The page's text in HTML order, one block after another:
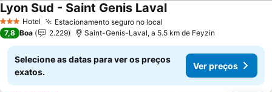
3 EstrelasHotel Estacionamento seguro no local
Lyon Sud - Saint Genis LavalVer preços
7,8 Boa 2.229 Saint-Genis-Laval, a 5.5 km de Feyzin
Selecione as datas para ver os preços
exatos.
Ver preços